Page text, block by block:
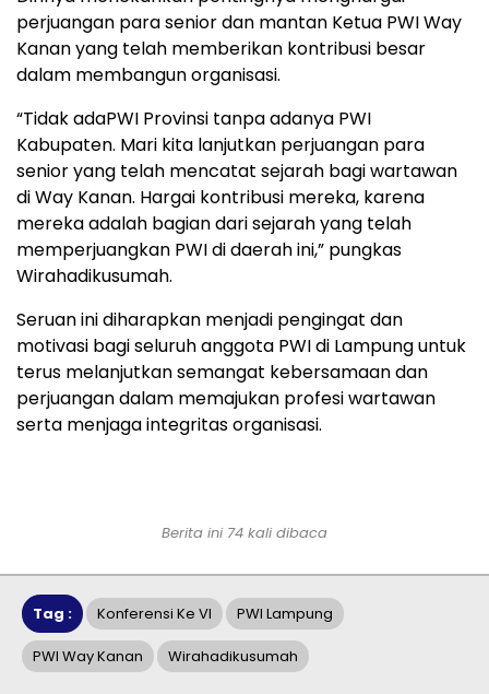
perjuangan para senior dan mantan Ketua PWI Way
Kanan yang telah memberikan kontribusi besar
dalam membangun organisasi.
“Tidak adaPWI Provinsi tanpa adanya PWI
Kabupaten. Mari kita lanjutkan perjuangan para
senior yang telah mencatat sejarah bagi wartawan
di Way Kanan. Hargai kontribusi mereka, karena
mereka adalah bagian dari sejarah yang telah
memperjuangkan PWI di daerah ini,” pungkas
Wirahadikusumah.
Seruan ini diharapkan menjadi pengingat dan
motivasi bagi seluruh anggota PWI di Lampung untuk
terus melanjutkan semangat kebersamaan dan
perjuangan dalam memajukan profesi wartawan
serta menjaga integritas organisasi.
Berita ini 74 kali dibaca
Tag : Konferensi Ke VI PWI Lampung
PWI Way Kanan Wirahadikusumah